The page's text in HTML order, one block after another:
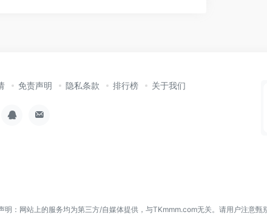
免责声明 隐私条款 排行榜 关于我们
明：网站上的服务均为第三方/自媒体提供，与TKmmm.com无关。请用户注意甄